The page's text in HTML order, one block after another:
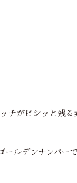
チがビシッと残る
ルデンナンバー